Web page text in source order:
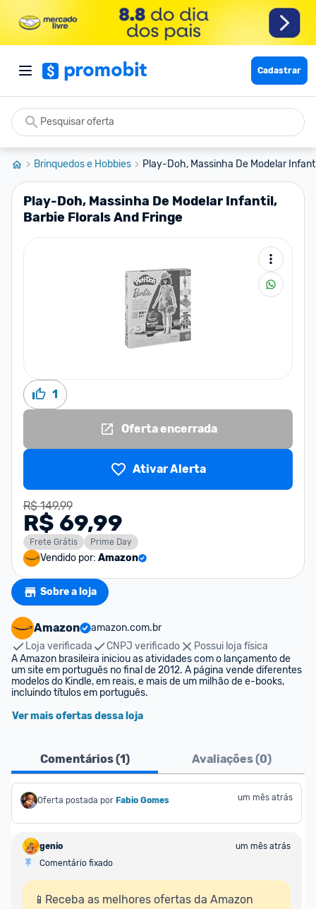
Cadastrar
Brinquedos e Hobbies Play-Doh, Massinha De Modelar
Play-Doh, Massinha De Modelar Infantil,
Barbie Florals And Fringe
1
Oferta encerrada
Ativar Alerta
R$ 149,99
R$ 69,99
Frete Grátis Prime Day
Vendido por: Amazon
Sobre a loja
Amazon
amazon.com.br
Loja verificada
CNPJ verificado
Possui loja física
A Amazon brasileira iniciou as atividades com o lançamento de
um site em português no final de 2012. A página vende diferentes
modelos do Kindle, em reais, e mais de um milhão de e-books,
incluindo títulos em português.
Ver mais ofertas dessa loja
Comentários (1) Avaliações (0)
Oferta postada por Fabio Gomes um mês atrás
genio
um mês atrás
Comentário fixado
📱Receba as melhores ofertas da Amazon